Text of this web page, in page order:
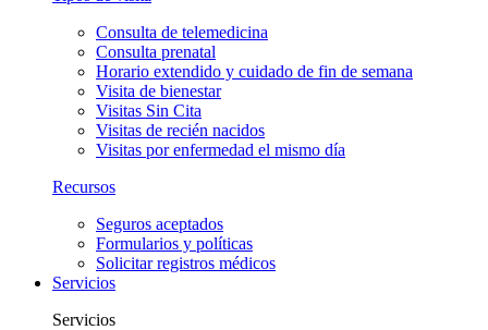
Consulta de telemedicina
Consulta prenatal
Horario extendido y cuidado de fin de semana
Visita de bienestar
Visitas Sin Cita
Visitas de recién nacidos
Visitas por enfermedad el mismo día
Recursos
Seguros aceptados
Formularios y políticas
Solicitar registros médicos
Servicios
Servicios